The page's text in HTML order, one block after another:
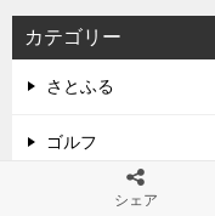
カテゴリー
さとふる
ゴルフ
シェア